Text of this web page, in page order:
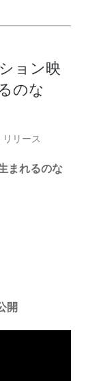
ョン映
のな
リリース
まれるのな
開